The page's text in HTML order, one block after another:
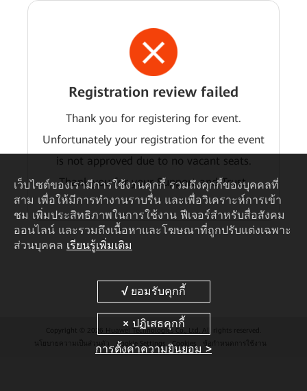
Registration review failed
Thank you for registering for event.
Unfortunately your registration for the event
is not approved due to no vacant seats.
Thank you for your Support and Trust.
Copyright © 2026 Huawei Technologies Co., Ltd. All rights reserved.
นโยบายความเป็นส่วนตัว
Cookie Settings Cookies ข้อกำหนดการใช้งาน
เว็บไซต์ของเรามีการใช้งานคุกกี้ รวมถึงคุกกี้ของบุคคลที่
สาม เพื่อให้มีการทำงานราบรื่น และเพื่อวิเคราะห์การเข้า
ชม เพิ่มประสิทธิภาพในการใช้งาน ฟีเจอร์สำหรับสื่อสังคม
ออนไลน์ และรวมถึงเนื้อหาและโฆษณาที่ถูกปรับแต่งเฉพาะ
ส่วนบุคคล เรียนรู้เพิ่มเติม
การตั้งค่าความยินยอม >